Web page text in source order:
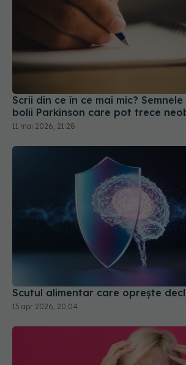
Scrii din ce în ce mai mic?
bolii Parkinson care pot trece
11 mai 2026, 21:28
Scutul alimentar care oprește
15 apr 2026, 20:04